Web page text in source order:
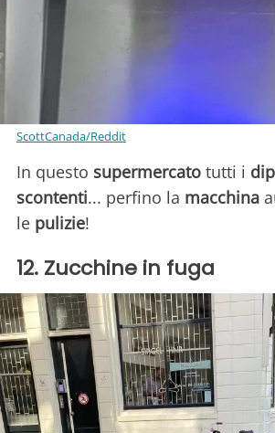
ScottCanada/Reddit
In questo supermercato tutti i
scontenti... perfino la macchina
le pulizie!
12. Zucchine in fuga